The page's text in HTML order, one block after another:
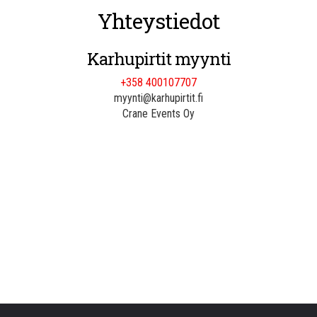
Yhteystiedot
Karhupirtit myynti
+358 400107707
myynti@karhupirtit.fi
Crane Events Oy